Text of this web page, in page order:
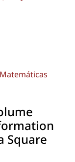
Square